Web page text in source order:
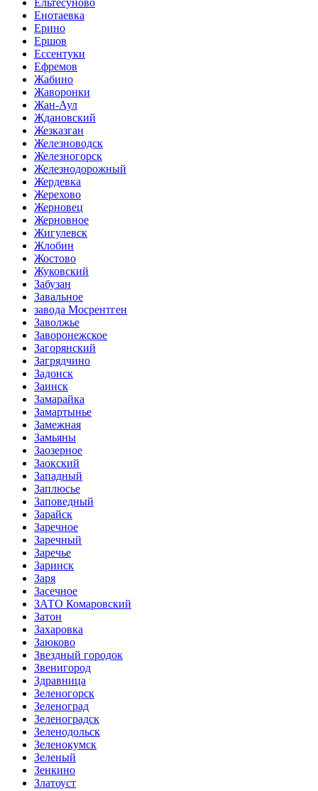
Енотаевка
Ерино
Ершов
Ессентуки
Ефремов
Жабино
Жаворонки
Жан-Аул
Ждановский
Жезказган
Железноводск
Железногорск
Железнодорожный
Жердевка
Жерехово
Жерновец
Жерновное
Жигулевск
Жлобин
Жостово
Жуковский
Забузан
Завальное
завода Мосрентген
Заволжье
Заворонежское
Загорянский
Загрядчино
Задонск
Заинск
Замарайка
Замартынье
Замежная
Замьяны
Заозерное
Заокский
Западный
Заплюсье
Заповедный
Зарайск
Заречное
Заречный
Заречье
Заринск
Заря
Засечное
ЗАТО Комаровский
Затон
Захаровка
Заюково
Звездный городок
Звенигород
Здравница
Зеленогорск
Зеленоград
Зеленоградск
Зеленодольск
Зеленокумск
Зеленый
Зенкино
Златоуст